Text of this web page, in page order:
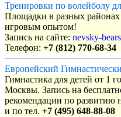
Тренировки по волейболу
Площадки в разных
игровым опытом!
Запись на сайте: nevsky-
Телефон: +7 (812) 770-68-34
Европейский
Гимнастика для детей от 1
Москвы. Запись на
рекомендации по развитию
и по тел. +7 (495) 648-88-08